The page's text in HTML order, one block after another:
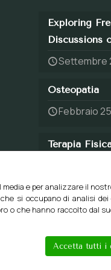
Exploring
Discussions
Settembre
Osteopatia
Febbraio
Terapia
Febbraio
e per analizzare il
si occupano di analisi dei
o che hanno raccolto dal
Accetta tutti i